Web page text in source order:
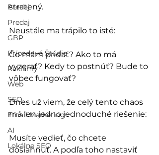
Predaj
Predaj
GBP
Prípadové Štúdie
Reklamy
Web
SEO
Email Marketing
AI
Lokálne SEO
stratený.
Neustále ma trápilo to isté:
Čo mám pridať? Ako to má
vyzerať? Kedy to postnúť? Bude to
vôbec fungovať?
Dnes už viem, že celý tento chaos
má len jedno jednoduché riešenie:
Musíte vedieť, čo chcete
dosiahnuť. A podľa toho nastaviť